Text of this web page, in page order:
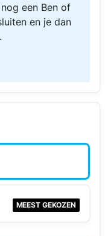
een Ben of
en je dan
MEEST GEKOZEN